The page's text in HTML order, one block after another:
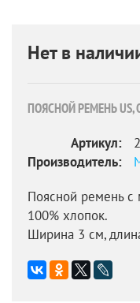
Нет в
ПОЯСНОЙ РЕМЕНЬ US,
Артикул:
Производитель:
Поясной ремень с
100% хлопок.
Ширина 3 см,